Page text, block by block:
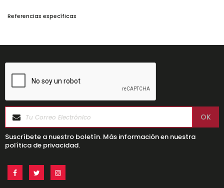
Referencias específicas
Suscríbete a nuestro boletín. Más información en nuestra
política de privacidad.